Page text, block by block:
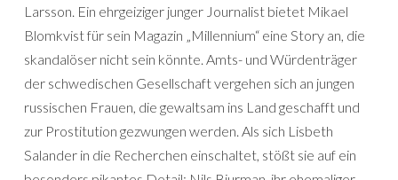
Larsson. Ein ehrgeiziger junger Journalist bietet Mikael
Blomkvist für sein Magazin „Millennium“ eine Story an, die
skandalöser nicht sein könnte. Amts- und Würdenträger
der schwedischen Gesellschaft vergehen sich an jungen
russischen Frauen, die gewaltsam ins Land geschafft und
zur Prostitution gezwungen werden. Als sich Lisbeth
Salander in die Recherchen einschaltet, stößt sie auf ein